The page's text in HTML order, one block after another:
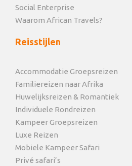
Social Enterprise
Waarom African Travels?
Reisstijlen
Accommodatie Groepsreizen
Familiereizen naar Afrika
Huwelijksreizen & Romantiek
Individuele Rondreizen
Kampeer Groepsreizen
Luxe Reizen
Mobiele Kampeer Safari
Privé safari’s